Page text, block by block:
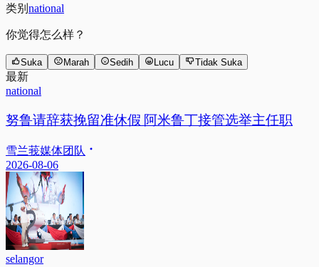
类别 national
你觉得怎么样？
Suka Marah Sedih Lucu Tidak Suka
最新
national
努鲁请辞获挽留准休假 阿米鲁丁接管选举主任职
雪兰莪媒体团队
2026-08-06
selangor